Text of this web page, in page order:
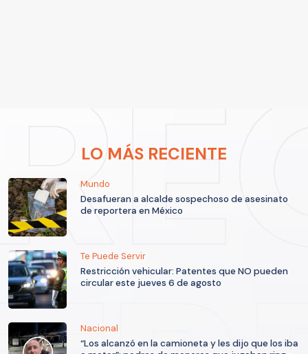
LO MÁS RECIENTE
Mundo
Desafueran a alcalde sospechoso de asesinato
de reportera en México
Te Puede Servir
Restricción vehicular: Patentes que NO pueden
circular este jueves 6 de agosto
Nacional
“Los alcanzó en la camioneta y les dijo que los iba